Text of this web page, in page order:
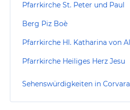
Pfarrkirche St. Peter und Paul
Berg Piz Boè
Pfarrkirche Heiliges Herz Jesu